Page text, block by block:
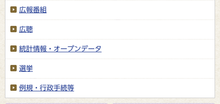
広報番組
広聴
統計情報・オープンデータ
選挙
例規・行政手続等